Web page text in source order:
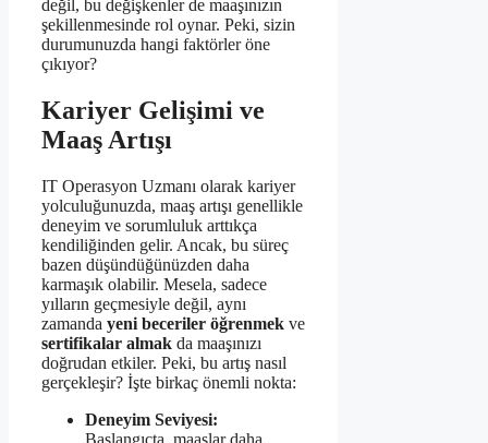
değil, bu değişkenler de maaşınızın
şekillenmesinde rol oynar. Peki, sizin
durumunuzda hangi faktörler öne
çıkıyor?
Kariyer Gelişimi ve
Maaş Artışı
IT Operasyon Uzmanı olarak kariyer
yolculuğunuzda, maaş artışı genellikle
deneyim ve sorumluluk arttıkça
kendiliğinden gelir. Ancak, bu süreç
bazen düşündüğünüzden daha
karmaşık olabilir. Mesela, sadece
yılların geçmesiyle değil, aynı
zamanda yeni beceriler öğrenmek ve
sertifikalar almak da maaşınızı
doğrudan etkiler. Peki, bu artış nasıl
gerçekleşir? İşte birkaç önemli nokta:
Deneyim Seviyesi:
Başlangıçta, maaşlar daha